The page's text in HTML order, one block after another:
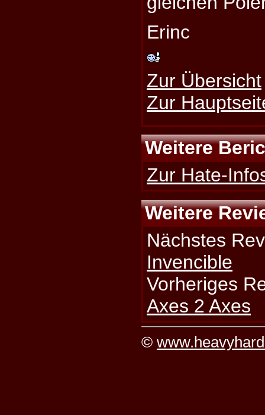
Erinc
Zur Übersicht
Zur
Weitere
Zur Hate-
Weitere
Nächstes
Invencible
Vorheriges
Axes 2 Axes
©